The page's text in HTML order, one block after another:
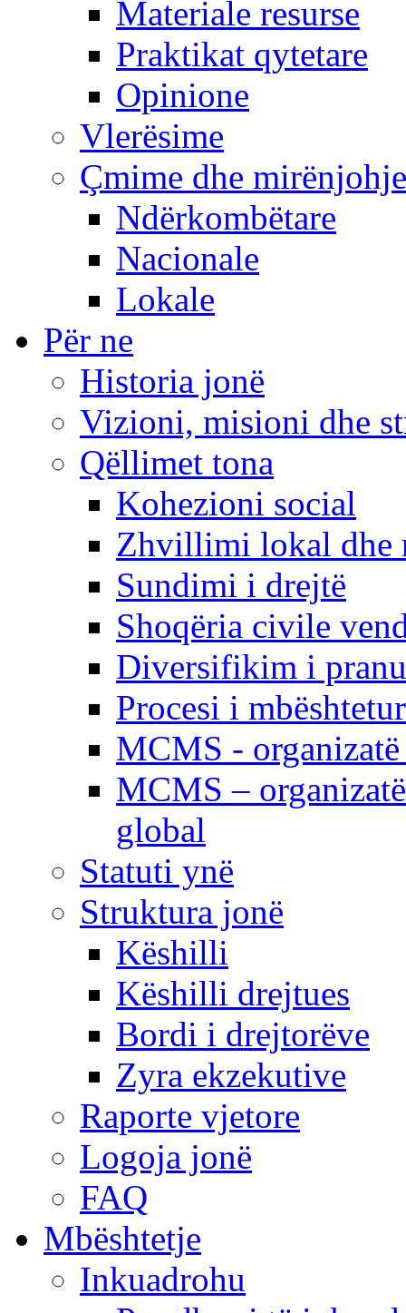
Materiale resurse
Praktikat qytetare
Opinione
Vlerësime
Çmime dhe mirënjohje
Ndërkombëtare
Nacionale
Lokale
Për ne
Historia jonë
Vizioni, misioni dhe
Qëllimet tona
Kohezioni social
Zhvillimi lokal dhe
Sundimi i drejtë
Shoqëria civile
Diversifikim i
Procesi i
MCMS -
MCMS –
global
Statuti ynë
Struktura jonë
Këshilli
Këshilli drejtues
Bordi i drejtorëve
Zyra ekzekutive
Raporte vjetore
Logoja jonë
FAQ
Mbështetje
Inkuadrohu